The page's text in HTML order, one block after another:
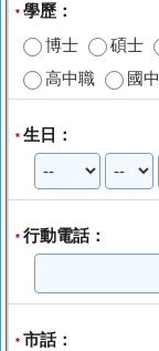
* 學歷：
博士
碩士
高中職
國中
* 生日：
* 行動電話：
* 市話：